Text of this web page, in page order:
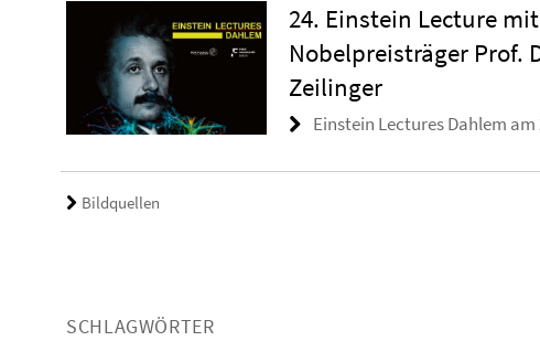
24. Einstein Lecture mit
Nobelpreisträger Prof.
Zeilinger
Einstein Lectures Dahlem am
Bildquellen
SCHLAGWÖRTER